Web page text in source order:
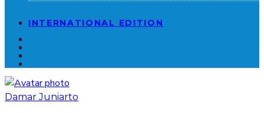
INTERNATIONAL EDITION
Damar Juniarto